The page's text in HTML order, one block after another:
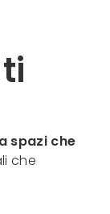
spazi che
che